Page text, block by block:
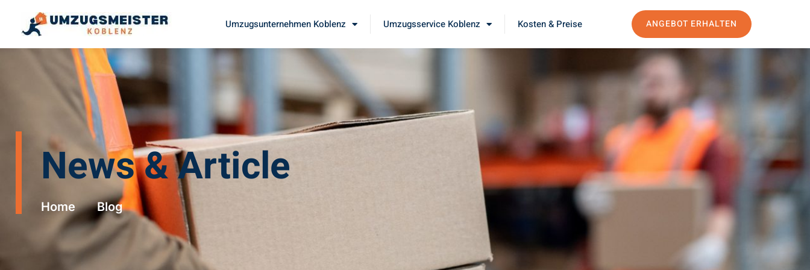
Umzugsunternehmen Koblenz Umzugsservice Koblenz Kosten & Preise ANGEBOT ERHALTEN
News & Article
Home Blog